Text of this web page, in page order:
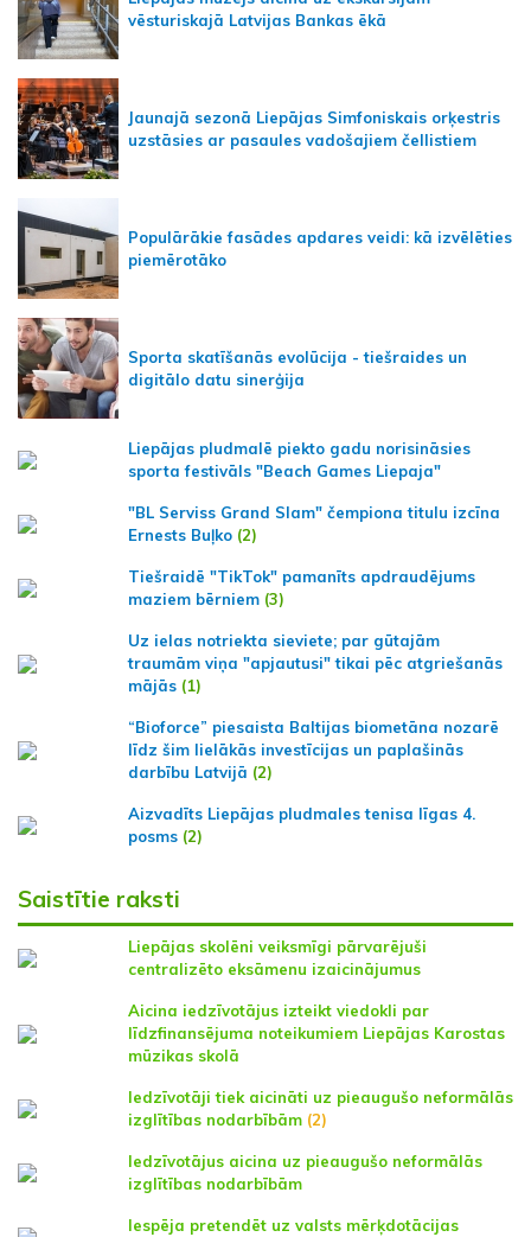
vēsturiskajā Latvijas Bankas ēkā
Jaunajā sezonā Liepājas Simfoniskais orķestris
uzstāsies ar pasaules vadošajiem čellistiem
Populārākie fasādes apdares veidi: kā izvēlēties
piemērotāko
Sporta skatīšanās evolūcija - tiešraides un
digitālo datu sinerģija
Liepājas pludmalē piekto gadu norisināsies
sporta festivāls "Beach Games Liepaja"
"BL Serviss Grand Slam" čempiona titulu izcīna
Ernests Buļko (2)
Tiešraidē "TikTok" pamanīts apdraudējums
maziem bērniem (3)
Uz ielas notriekta sieviete; par gūtajām
traumām viņa "apjautusi" tikai pēc atgriešanās
mājās (1)
“Bioforce” piesaista Baltijas biometāna nozarē
līdz šim lielākās investīcijas un paplašinās
darbību Latvijā (2)
Aizvadīts Liepājas pludmales tenisa līgas 4.
posms (2)
Saistītie raksti
Liepājas skolēni veiksmīgi pārvarējuši
centralizēto eksāmenu izaicinājumus
Aicina iedzīvotājus izteikt viedokli par
līdzfinansējuma noteikumiem Liepājas Karostas
mūzikas skolā
Iedzīvotāji tiek aicināti uz pieaugušo neformālās
izglītības nodarbībām (2)
Iedzīvotājus aicina uz pieaugušo neformālās
izglītības nodarbībām
Iespēja pretendēt uz valsts mērķdotācijas